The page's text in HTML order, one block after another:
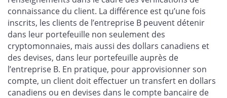
connaissance du client. La différence est qu’une fois
inscrits, les clients de l’entreprise B peuvent détenir
dans leur portefeuille non seulement des
cryptomonnaies, mais aussi des dollars canadiens et
des devises, dans leur portefeuille auprès de
l’entreprise B. En pratique, pour approvisionner son
compte, un client doit effectuer un transfert en dollars
canadiens ou en devises dans le compte bancaire de